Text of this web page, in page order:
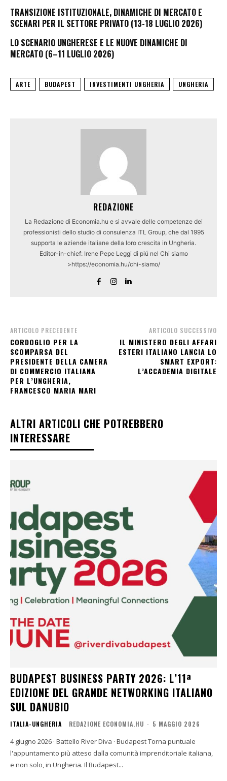
TRANSIZIONE ISTITUZIONALE, DINAMICHE DI MERCATO E
SCENARI PER IL SETTORE PRIVATO (13-18 LUGLIO 2026)
LO SCENARIO UNGHERESE E LE NUOVE DINAMICHE DI
MERCATO (6–11 LUGLIO 2026)
ARTE BUDAPEST INVESTIMENTI UNGHERIA UNGHERIA
REDAZIONE
La Redazione di Economia.hu e si avvale delle competenze dei
professionisti dello studio di consulenza ITL Group, che dal 1995
supporta le aziende italiane della loro crescita in Ungheria.
Editor-in-chief: Irene Pepe Leggi di piú nel Chi siamo
>https://economia.hu/chi-siamo/
ARTICOLO PRECEDENTE
CORDOGLIO PER LA
SCOMPARSA DEL
PRESIDENTE DELLA CAMERA
DI COMMERCIO ITALIANA
PER L’UNGHERIA,
FRANCESCO MARIA MARI
ARTICOLO SUCCESSIVO
IL MINISTERO DEGLI AFFARI
ESTERI ITALIANO LANCIA LO
SMART EXPORT:
L’ACCADEMIA DIGITALE
ALTRI ARTICOLI CHE POTREBBERO
INTERESSARE
BUDAPEST BUSINESS PARTY 2026: L’11ª
EDIZIONE DEL GRANDE NETWORKING ITALIANO
SUL DANUBIO
ITALIA-UNGHERIA REDAZIONE ECONOMIA.HU - 5 MAGGIO 2026
4 giugno 2026 · Battello River Diva · Budapest Torna puntuale
l'appuntamento più atteso dalla comunità imprenditoriale italiana,
e non solo, in Ungheria. Il Budapest...